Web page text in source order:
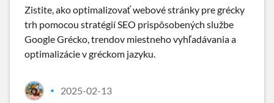
Zistite, ako optimalizovať webové stránky pre grécky
trh pomocou stratégií SEO prispôsobených službe
Google Grécko, trendov miestneho vyhľadávania a
optimalizácie v gréckom jazyku.
• 2025-02-13